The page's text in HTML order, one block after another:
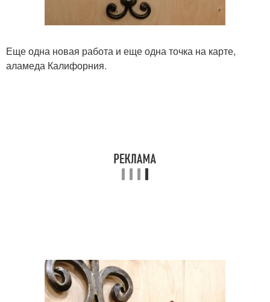
Еще одна новая работа и еще одна точка на карте,
аламеда Калифорния.